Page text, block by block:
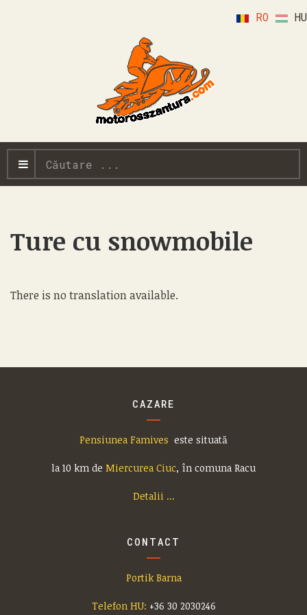
HU
RO
Căutare
...
Ture cu snowmobile
There is no translation available.
CAZARE
Pensiunea Famives este situată
la 10 km de Miercurea Ciuc, în comuna Racu
Detalii ...
CONTACT
Portik Barna
Telefon HU: +36 30 2030246